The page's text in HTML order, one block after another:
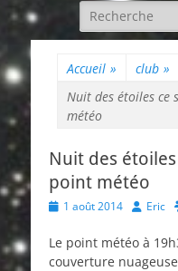
Rechercher :
Accueil » club »
Nuit des étoiles ce
météo
Nuit des
point météo
Posted1 août 2014 Author
Eric
Le point météo à
couverture